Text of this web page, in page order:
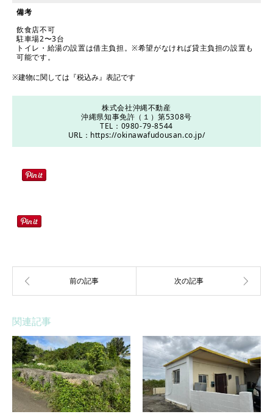
備考
飲食店不可
駐車場2〜3台
トイレ・給湯の設置は借主負担。※希望がなければ貸主負担の設置も
可能です。
※建物に関しては『税込み』表記です
株式会社沖縄不動産
沖縄県知事免許（１）第5308号
TEL：0980-79-8544
URL： https://okinawafudousan.co.jp/
関連記事